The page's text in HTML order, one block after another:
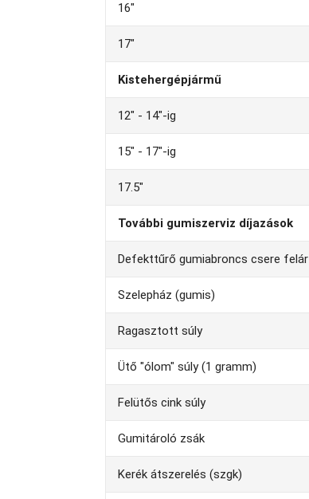
16"
17"
Kistehergépjármű
12" - 14"-ig
15" - 17"-ig
17.5"
További gumiszerviz díjazások
Defekttűrő gumiabroncs csere felár
Szelepház (gumis)
Ragasztott súly
Ütő "ólom" súly (1 gramm)
Felütős cink súly
Gumitároló zsák
Kerék átszerelés (szgk)